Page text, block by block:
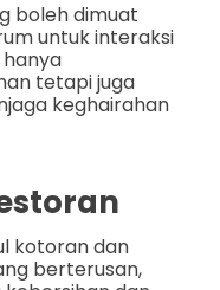
boleh dimuat
untuk interaksi
tetapi juga
keghairahan
kotoran dan
berterusan,